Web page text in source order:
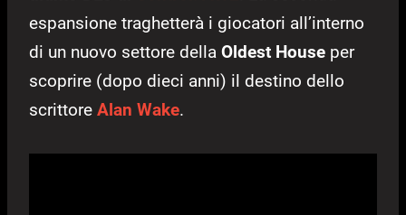
espansione traghetterà i giocatori all’interno
di un nuovo settore della Oldest House per
scoprire (dopo dieci anni) il destino dello
scrittore Alan Wake.